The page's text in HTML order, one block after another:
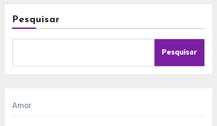
Pesquisar
Pesquisar
Amor